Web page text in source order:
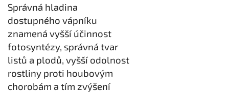
Správná hladina
dostupného vápníku
znamená vyšší účinnost
fotosyntézy, správná tvar
listů a plodů, vyšší odolnost
rostliny proti houbovým
chorobám a tím zvýšení